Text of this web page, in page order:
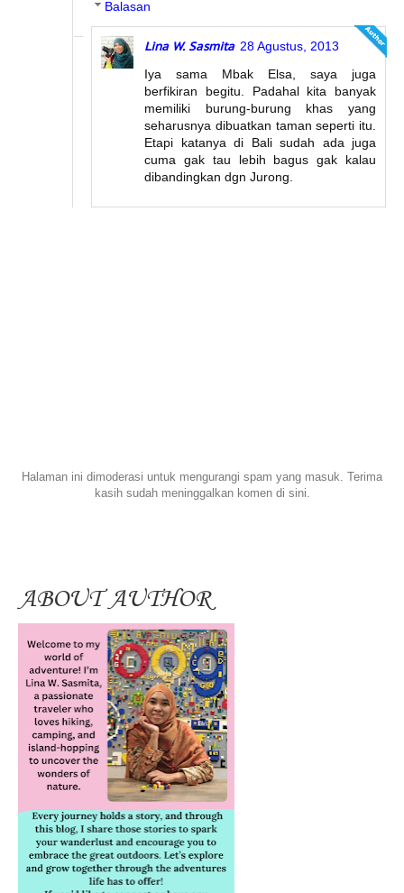
Balasan
Lina W. Sasmita 28 Agustus, 2013
Iya sama Mbak Elsa, saya juga
berfikiran begitu. Padahal kita banyak
memiliki burung-burung khas yang
seharusnya dibuatkan taman seperti itu.
Etapi katanya di Bali sudah ada juga
cuma gak tau lebih bagus gak kalau
dibandingkan dgn Jurong.
Halaman ini dimoderasi untuk mengurangi spam yang masuk. Terima
kasih sudah meninggalkan komen di sini.
ABOUT AUTHOR